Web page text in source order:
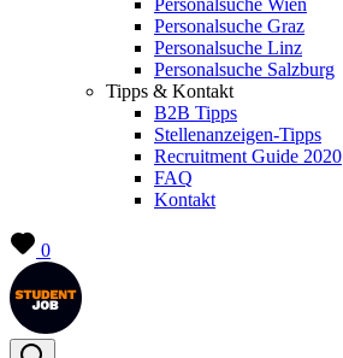
Personalsuche Wien
Personalsuche Graz
Personalsuche Linz
Personalsuche Salzburg
Tipps & Kontakt
B2B Tipps
Stellenanzeigen-Tipps
Recruitment Guide 2020
FAQ
Kontakt
0